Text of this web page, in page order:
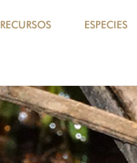
RECURSOS ESPECIES